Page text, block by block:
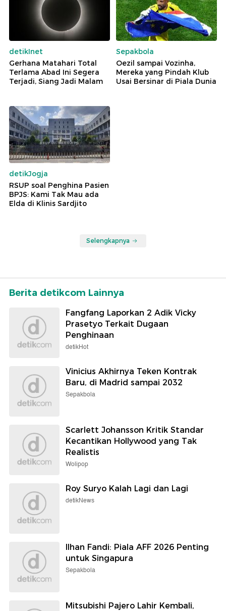
detikInet
Gerhana Matahari Total
Terlama Abad Ini Segera
Terjadi, Siang Jadi Malam
Sepakbola
Oezil sampai Vozinha,
Mereka yang Pindah Klub
Usai Bersinar di Piala Dunia
detikJogja
RSUP soal Penghina Pasien
BPJS: Kami Tak Mau ada
Elda di Klinis Sardjito
Selengkapnya
Berita detikcom Lainnya
Fangfang Laporkan 2 Adik Vicky
Prasetyo Terkait Dugaan
Penghinaan
detikHot
Vinicius Akhirnya Teken Kontrak
Baru, di Madrid sampai 2032
Sepakbola
Scarlett Johansson Kritik Standar
Kecantikan Hollywood yang Tak
Realistis
Wolipop
Roy Suryo Kalah Lagi dan Lagi
detikNews
Ilhan Fandi: Piala AFF 2026 Penting
untuk Singapura
Sepakbola
Mitsubishi Pajero Lahir Kembali,